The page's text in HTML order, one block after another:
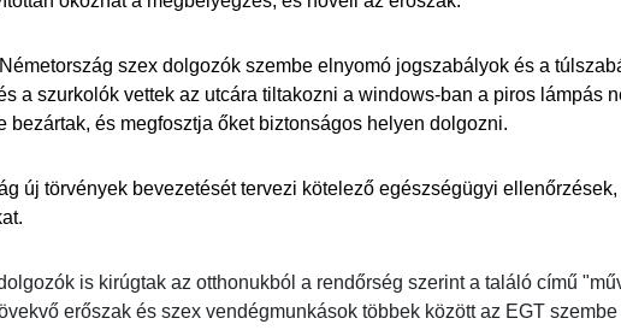
szex dolgozók szembe elnyomó jogszabályok és a
a szurkolók vettek az utcára tiltakozni a windows-ban a piros lámpás
bezártak, és megfosztja őket biztonságos helyen dolgozni.
új törvények bevezetését tervezi kötelező egészségügyi
is kirúgtak az otthonukból a rendőrség szerint a találó című
erőszak és szex vendégmunkások többek között az EGT